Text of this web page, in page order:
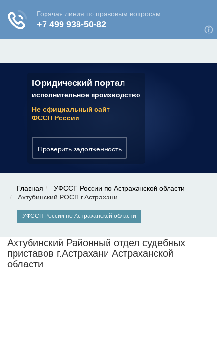
Юридический портал
исполнительное производство
Не официальный сайт
ФССП России
Проверить задолженность
✆ 7 (800) 350-22-64
Главная
УФССП России по Астраханской области
Ахтубинский РОСП г.Астрахани
УФССП России по Астраханской области
Ахтубинский Районный отдел судебных
приставов г.Астрахани Астраханской
области